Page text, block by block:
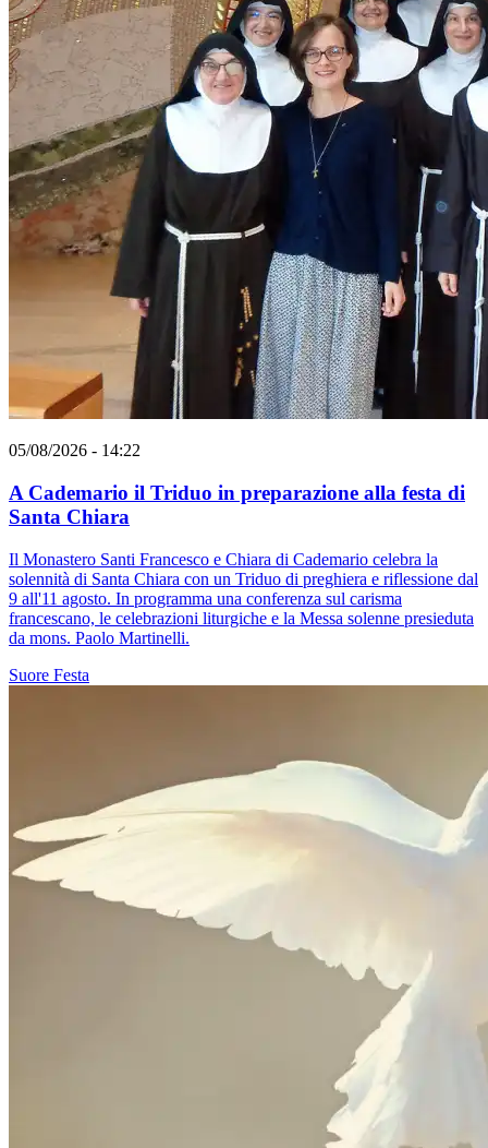
05/08/2026 - 14:22
A Cademario il Triduo in preparazione alla festa di
Santa Chiara
Il Monastero Santi Francesco e Chiara di Cademario celebra la
solennità di Santa Chiara con un Triduo di preghiera e riflessione dal
9 all'11 agosto. In programma una conferenza sul carisma
francescano, le celebrazioni liturgiche e la Messa solenne presieduta
da mons. Paolo Martinelli.
Suore Festa